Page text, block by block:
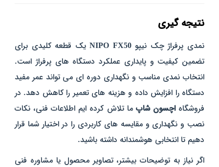
نتیجه‌ گیری
نمدی پرفراژ چک نیپوNIPO FX50یک قطعه کلیدی برای
تضمین کیفیت و پایداری عملکرد دستگاه‌ های پرفراژ است.
انتخاب نمدی مناسب و نگهداری دوره‌ ای می‌ تواند عمر مفید
دستگاه را افزایش داده و هزینه‌ های تعمیر را کاهش دهد. در
فروشگاهاچسون شاپ ما تلاش کرده‌ ایم اطلاعات فنی، نکات
نصب و نگهداری و مقایسه‌ های کاربردی را در اختیار شما قرار
دهیم تا انتخابی هوشمندانه داشته باشید.
اگر نیاز به توضیحات بیشتر، تصاویر محصول یا مشاوره فنی